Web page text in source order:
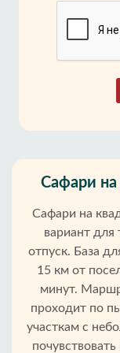
Сафари на
Сафари на
вариант для
отпуск. База
15 км от
минут.
проходит по
участкам с